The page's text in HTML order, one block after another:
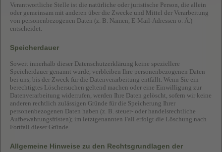
Verantwortliche Stelle ist die natürliche oder juristische Person, die allein
oder gemeinsam mit anderen über die Zwecke und Mittel der Verarbeitung
von personenbezogenen Daten (z. B. Namen, E-Mail-Adressen o. Ä.)
entscheidet.
Speicherdauer
Soweit innerhalb dieser Datenschutzerklärung keine speziellere
Speicherdauer genannt wurde, verbleiben Ihre personenbezogenen Daten
bei uns, bis der Zweck für die Datenverarbeitung entfällt. Wenn Sie ein
berechtigtes Löschersuchen geltend machen oder eine Einwilligung zur
Datenverarbeitung widerrufen, werden Ihre Daten gelöscht, sofern wir keine
anderen rechtlich zulässigen Gründe für die Speicherung Ihrer
personenbezogenen Daten haben (z. B. steuer- oder handelsrechtliche
Aufbewahrungsfristen); im letztgenannten Fall erfolgt die Löschung nach
Fortfall dieser Gründe.
Allgemeine Hinweise zu den Rechtsgrundlagen der